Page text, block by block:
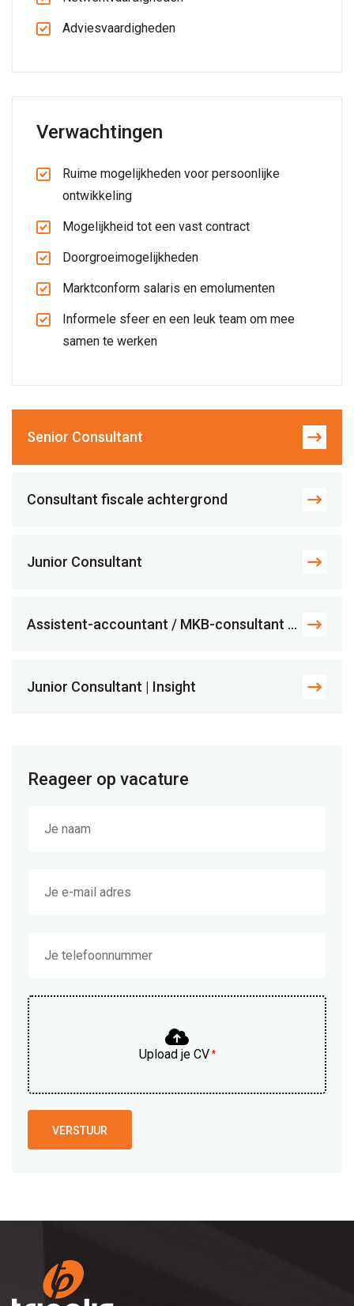
Adviesvaardigheden
Verwachtingen
Ruime mogelijkheden voor persoonlijke
ontwikkeling
Mogelijkheid tot een vast contract
Doorgroeimogelijkheden
Marktconform salaris en emolumenten
Informele sfeer en een leuk team om mee
samen te werken
Senior Consultant
Consultant fiscale achtergrond
Junior Consultant
Assistent-accountant / MKB-consultant | Insight
Junior Consultant | Insight
Reageer op vacature
Upload je CV
VERSTUUR